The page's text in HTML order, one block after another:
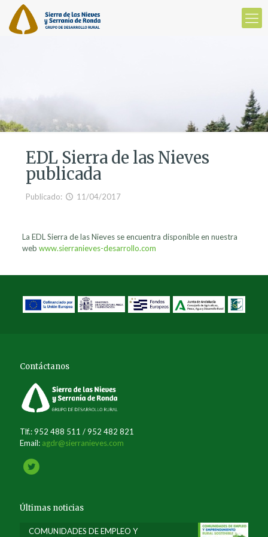
EDL Sierra de las Nieves
publicada
Publicado: 11/04/2017
La EDL Sierra de las Nieves se encuentra disponible en nuestra
web www.sierranieves-desarrollo.com
Contáctanos
Tlf.: 952 488 511 / 952 482 821
Email: agdr@sierranieves.com
Últimas noticias
COMUNIDADES DE EMPLEO Y